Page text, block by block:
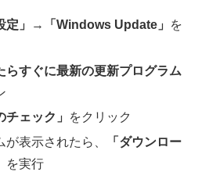
定」 → 「Windows Update」
を
らすぐに最新の更新プログラム
チェック」
をクリック
表示されたら、
「ダウンロー
を実行